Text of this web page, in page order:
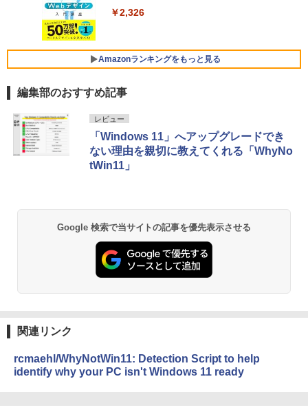
￥129,800
FMV ノートパソコン WE1-K3 (MS 365 P
ersonal/Copilotキー搭載/Win 11/15.6型/
VWK3E15W_AZ
￥120,000
0/mac対応|PC2台
￥2,326
Amazonランキングをもっと見る
Amazon Kindle Paperwhite (16GB) 7イ
ンチディスプレイ、色調調節ライト、12
週間持続バッテリー、広告なし、ブラッ
ク
ない、大きな画面で読みやすい、6週間持
書籍リーダー、ブラック、16GB、広告な
し
持続バッテリー、広告なし、メタリック
ジェード
編集部のおすすめ記事
レビュー
「Windows 11」へアップグレードでき
ない理由を親切に教えてくれる「WhyNo
tWin11」
Google 検索で当サイトの記事を優先表示させる
関連リンク
rcmaehl/WhyNotWin11: Detection Script to help
identify why your PC isn't Windows 11 ready